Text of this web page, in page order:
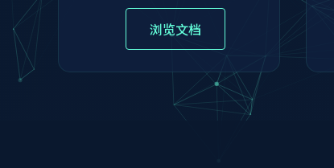
浏览文档